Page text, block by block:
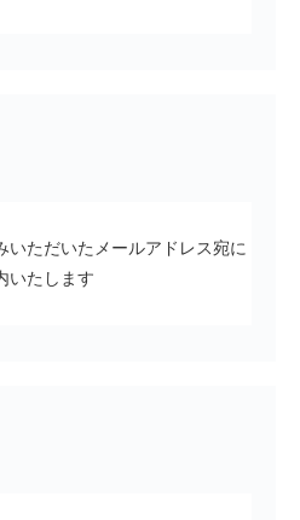
ただいたメールアドレス宛に
いたします